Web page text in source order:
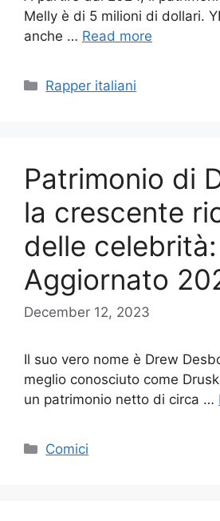
Melly è di 5 milioni di dollari.
anche … Read more
Categories
Rapper italiani
Patrimonio di
la crescente
delle celebrità:
Aggiornato
December 12, 2023
Il suo vero nome è Drew
meglio conosciuto come
un patrimonio netto di circa …
Categories
Comici